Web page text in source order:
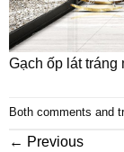
Gạch ốp lát tráng
Both comments and
← Previous